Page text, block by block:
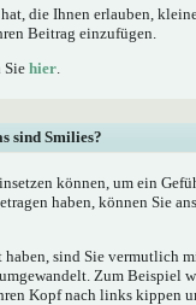
die Ihnen erlauben,
Beitrag einzufügen.
Sie hier.
sind Smilies?
können, um ein
haben, können Sie
sind Sie vermutlich
Zum Beispiel
Kopf nach links kippen